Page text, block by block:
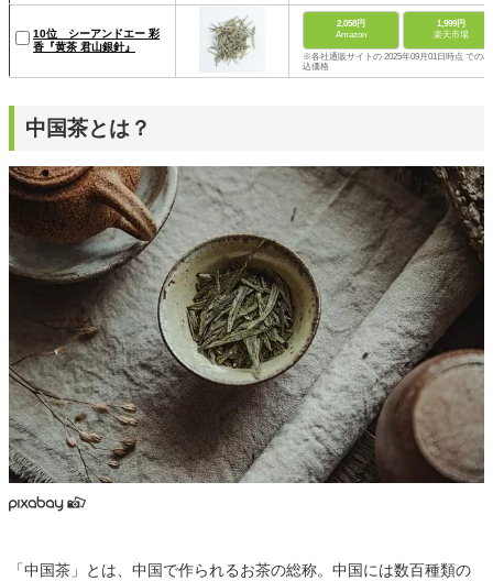
10位 シーアンドエー 彩
香『黄茶 君山銀針』
2,058円
Amazon
1,999円
楽天市場
※各社通販サイトの 2025年09月01日時点 での税
込価格
中国茶とは？
「中国茶」とは、中国で作られるお茶の総称。中国には数百種類の